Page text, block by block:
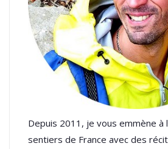
Depuis 2011, je vous emmène
sentiers de France avec des